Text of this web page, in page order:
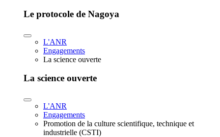
Le protocole de Nagoya
L'ANR
Engagements
La science ouverte
La science ouverte
L'ANR
Engagements
Promotion de la culture scientifique, technique et
industrielle (CSTI)